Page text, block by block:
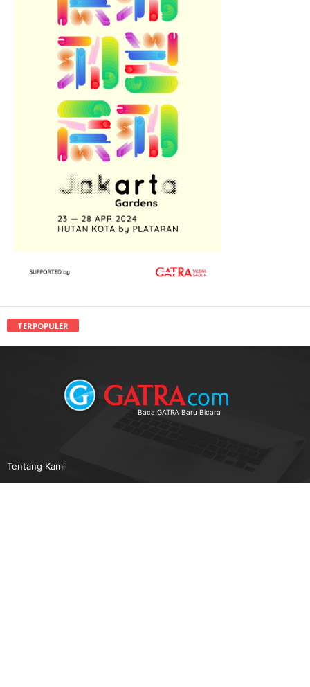
TERPOPULER
Baca GATRA Baru Bicara
Tentang Kami